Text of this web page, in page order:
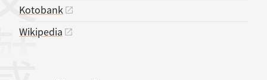
Kotobank
Wikipedia